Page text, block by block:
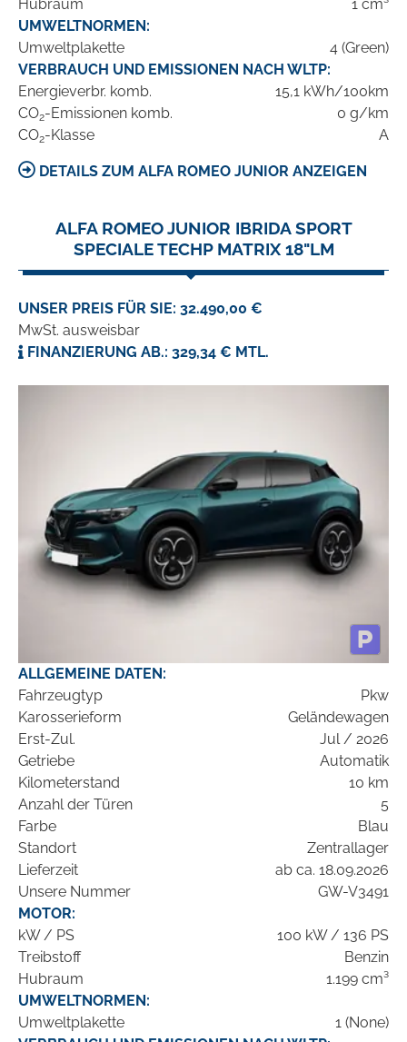
Hubraum
1 cm³
UMWELTNORMEN:
Umweltplakette
4 (Green)
VERBRAUCH UND EMISSIONEN NACH WLTP:
Energieverbr. komb.
15,1 kWh/100km
CO2-Emissionen komb.
0 g/km
CO2-Klasse A
DETAILS ZUM ALFA ROMEO JUNIOR ANZEIGEN
ALFA ROMEO JUNIOR IBRIDA SPORT
SPECIALE TECHP MATRIX 18"LM
UNSER PREIS FÜR SIE: 32.490,00 €
MwSt. ausweisbar
FINANZIERUNG AB.: 329,34 € MTL.
ALLGEMEINE DATEN:
Fahrzeugtyp
Pkw
Karosserieform
Geländewagen
Erst-Zul.
Jul / 2026
Getriebe
Automatik
Kilometerstand
10 km
Anzahl der Türen
5
Farbe
Blau
Standort
Zentrallager
Lieferzeit
ab ca. 18.09.2026
Unsere Nummer
GW-V3491
MOTOR:
kW / PS
100 kW / 136 PS
Treibstoff
Benzin
Hubraum
1.199 cm³
UMWELTNORMEN:
Umweltplakette
1 (None)